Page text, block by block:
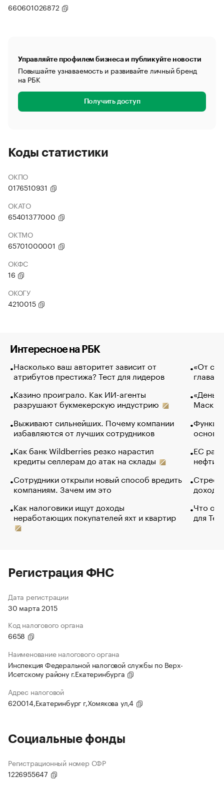
660601026872
Управляйте профилем бизнеса и публикуйте новости
Повышайте узнаваемость и развивайте личный бренд
на РБК
Получить доступ
Коды статистики
ОКПО
0176510931
ОКАТО
65401377000
ОКТМО
65701000001
ОКФС
16
ОКОГУ
4210015
Интересное на РБК
Насколько ваш авторитет зависит от
атрибутов престижа? Тест для лидеров
Казино проиграло. Как ИИ-агенты
разрушают букмекерскую индустрию
Выживают сильнейших. Почему компании
избавляются от лучших сотрудников
Как банк Wildberries резко нарастил
кредиты селлерам до атак на склады
Сотрудники открыли новый способ вредить
компаниям. Зачем им это
Как налоговики ищут доходы
неработающих покупателей яхт и квартир
«От
глава
Маск в
основ
ЕС
нефти
Что
для
Регистрация ФНС
Дата регистрации
30 марта 2015
Код налогового органа
6658
Наименование налогового органа
Инспекция Федеральной налоговой службы по Верх-
Исетскому району г.Екатеринбурга
Адрес налоговой
620014,Екатеринбург г,Хомякова ул,4
Социальные фонды
Регистрационный номер СФР
1226955647